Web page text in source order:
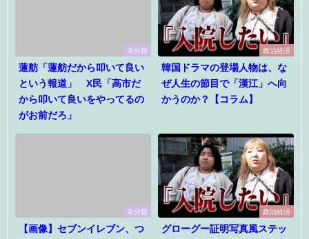
未分類
蓮舫「蓮舫だから叩いて良い
という報道」 X民「高市だ
から叩いて良いをやってるの
がお前だろ」
政治経済
韓国ドラマの登場人物は、な
ぜ人生の節目で「漢江」へ向
かうのか？【コラム】
未分類
【画像】セブンイレブン、つ
政治経済
グローグー証明写真風ステッ